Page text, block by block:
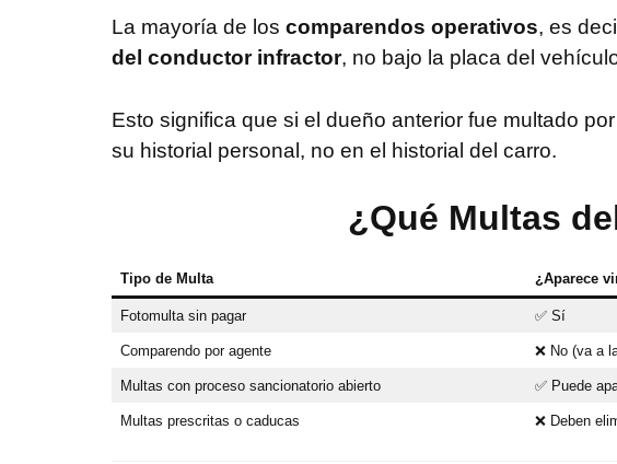
La mayoría de los comparendos operativos, es
del conductor infractor, no bajo la placa del
Esto significa que si el dueño anterior fue multado
su historial personal, no en el historial del carro.
¿Qué Multas
Tipo de Multa ¿Aparece
Fotomulta sin pagar ✅ Sí
Comparendo por agente ❌ No (va a
Multas con proceso sancionatorio abierto ✅ Puede
Multas prescritas o caducas ❌ Deben